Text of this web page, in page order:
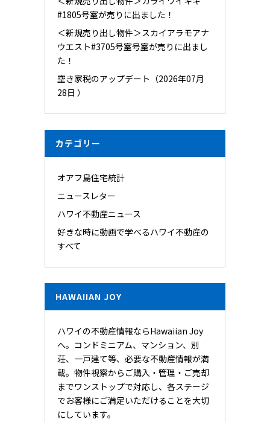
#1805号室が売りに出ました！
＜新規売り出し物件＞スカイアラモアナ
ウエスト#3705号室号室が売りに出まし
た！
空き家税のアップデート（2026年07月
28日 ）
カテゴリー
オアフ島住宅統計
ニュースレター
ハワイ不動産ニュース
好きな時に動画で学べるハワイ不動産の
すべて
HAWAIIAN JOY
ハワイの不動産情報ならHawaiian Joy
へ。コンドミニアム、マンション、別
荘、一戸建て等、必要な不動産情報が満
載。物件視察からご購入・管理・ご売却
までワンストップで対応し、各ステージ
でお客様にご満足いただけることを大切
にしています。